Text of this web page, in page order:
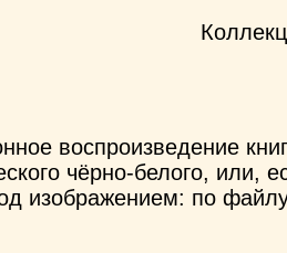
воспроизведение
чёрно-белого, или,
изображением: по